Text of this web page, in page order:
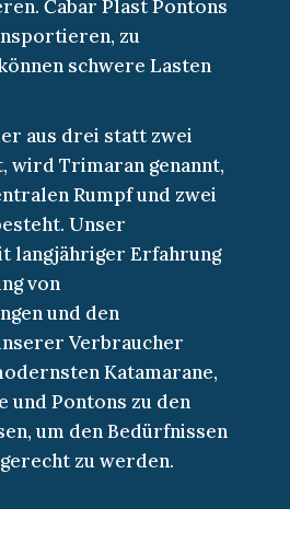
Čabar Plast Pontons
zu
schwere Lasten
aus drei statt zwei
wird Trimaran genannt,
Rumpf und zwei
Unser
langjähriger Erfahrung
von
und den
Verbraucher
Katamarane,
und Pontons zu den
um den Bedürfnissen
zu werden.